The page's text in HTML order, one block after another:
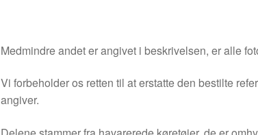
Medmindre andet er angivet i beskrivelsen, er alle
Vi forbeholder os retten til at erstatte den bestilte
angiver.